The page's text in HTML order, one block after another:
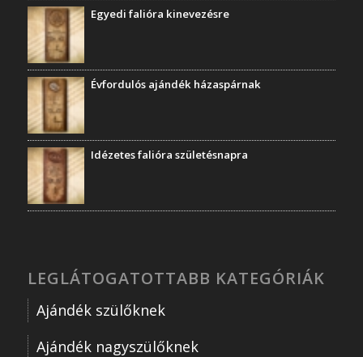
Egyedi falióra kinevezésre
Évfordulós ajándék házaspárnak
Idézetes falióra születésnapra
LEGLÁTOGATOTTABB KATEGÓRIÁK
Ajándék szülőknek
Ajándék nagyszülőknek